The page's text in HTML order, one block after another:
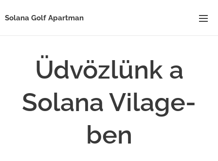
Solana Golf Apartman
Üdvözlünk a
Solana Vilage-
ben